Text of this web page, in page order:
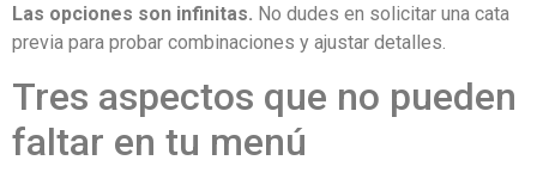
Las opciones son infinitas. No dudes en solicitar una cata
previa para probar combinaciones y ajustar detalles.
Tres aspectos que no pueden
faltar en tu menú